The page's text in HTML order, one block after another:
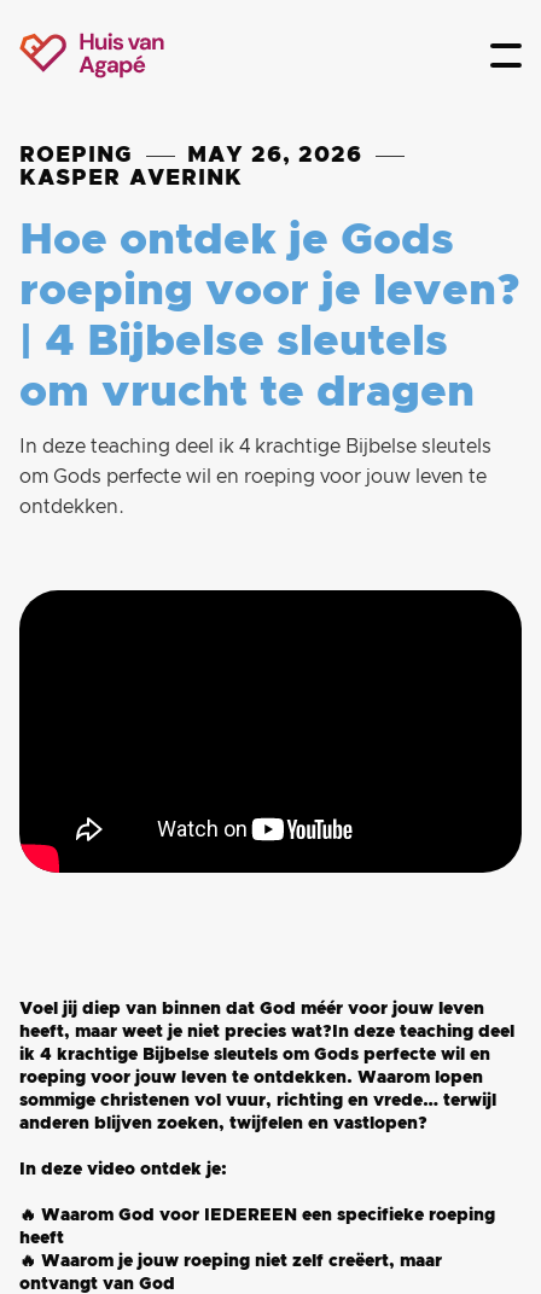
ROEPING
MAY 26, 2026
KASPER AVERINK
Hoe ontdek je Gods
roeping voor je leven?
| 4 Bijbelse sleutels
om vrucht te dragen
In deze teaching deel ik 4 krachtige Bijbelse sleutels
om Gods perfecte wil en roeping voor jouw leven te
ontdekken.
Voel jij diep van binnen dat God méér voor jouw leven
heeft, maar weet je niet precies wat?In deze teaching deel
ik 4 krachtige Bijbelse sleutels om Gods perfecte wil en
roeping voor jouw leven te ontdekken. Waarom lopen
sommige christenen vol vuur, richting en vrede… terwijl
anderen blijven zoeken, twijfelen en vastlopen?
In deze video ontdek je:
🔥 Waarom God voor IEDEREEN een specifieke roeping
heeft
🔥 Waarom je jouw roeping niet zelf creëert, maar
ontvangt van God